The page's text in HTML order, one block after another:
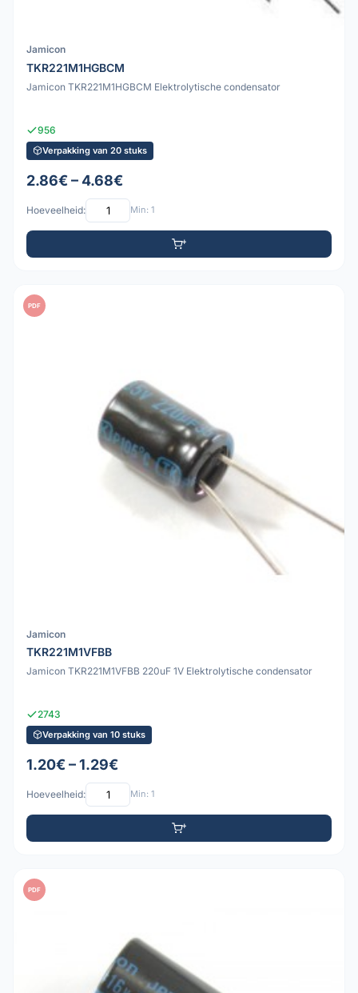
Jamicon
TKR221M1HGBCM
Jamicon TKR221M1HGBCM Elektrolytische condensator
956
Verpakking van 20 stuks
2.86€ – 4.68€
Hoeveelheid: Min: 1
PDF
Jamicon
TKR221M1VFBB
Jamicon TKR221M1VFBB 220uF 1V Elektrolytische condensator
2743
Verpakking van 10 stuks
1.20€ – 1.29€
Hoeveelheid: Min: 1
PDF